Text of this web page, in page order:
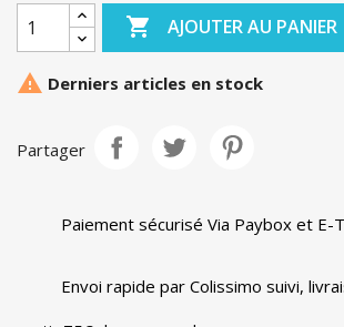
 AJOUTER AU PANIER
 Derniers articles en stock
Partager
Paiement sécurisé Via Paybox et E-
Envoi rapide par Colissimo suivi,